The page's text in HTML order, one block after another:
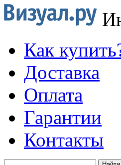
Как
Доставка
Оплата
Гарантии
Контакты